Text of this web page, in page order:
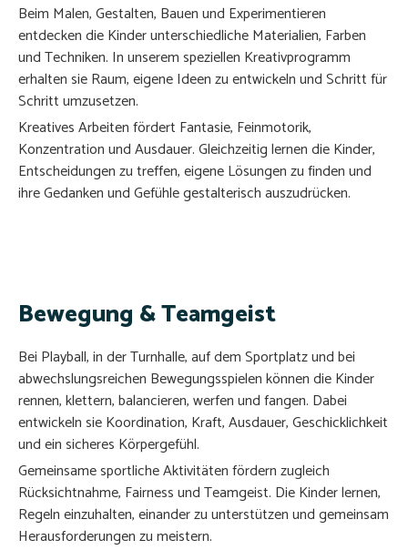
Beim Malen, Gestalten, Bauen und Experimentieren
entdecken die Kinder unterschiedliche Materialien, Farben
und Techniken. In unserem speziellen Kreativprogramm
erhalten sie Raum, eigene Ideen zu entwickeln und Schritt für
Schritt umzusetzen.
Kreatives Arbeiten fördert Fantasie, Feinmotorik,
Konzentration und Ausdauer. Gleichzeitig lernen die Kinder,
Entscheidungen zu treffen, eigene Lösungen zu finden und
ihre Gedanken und Gefühle gestalterisch auszudrücken.
Bewegung & Teamgeist
Bei Playball, in der Turnhalle, auf dem Sportplatz und bei
abwechslungsreichen Bewegungsspielen können die Kinder
rennen, klettern, balancieren, werfen und fangen. Dabei
entwickeln sie Koordination, Kraft, Ausdauer, Geschicklichkeit
und ein sicheres Körpergefühl.
Gemeinsame sportliche Aktivitäten fördern zugleich
Rücksichtnahme, Fairness und Teamgeist. Die Kinder lernen,
Regeln einzuhalten, einander zu unterstützen und gemeinsam
Herausforderungen zu meistern.